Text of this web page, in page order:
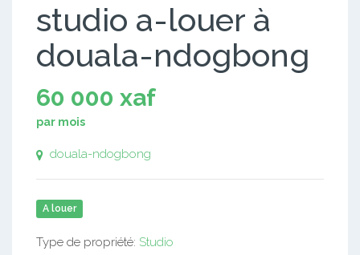
studio a-louer à
douala-ndogbong
60 000 xaf
par mois
douala-ndogbong
A louer
Type de propriété: Studio